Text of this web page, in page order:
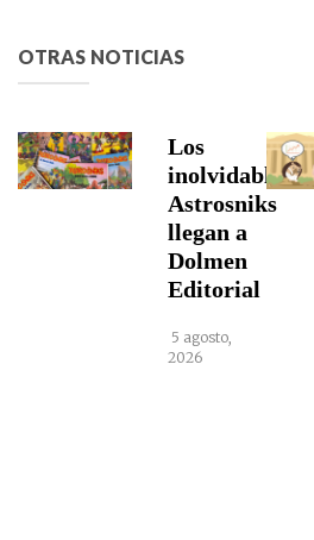
OTRAS NOTICIAS
Los
inolvidables
Astrosniks
llegan a
Dolmen
Editorial
5 agosto,
2026